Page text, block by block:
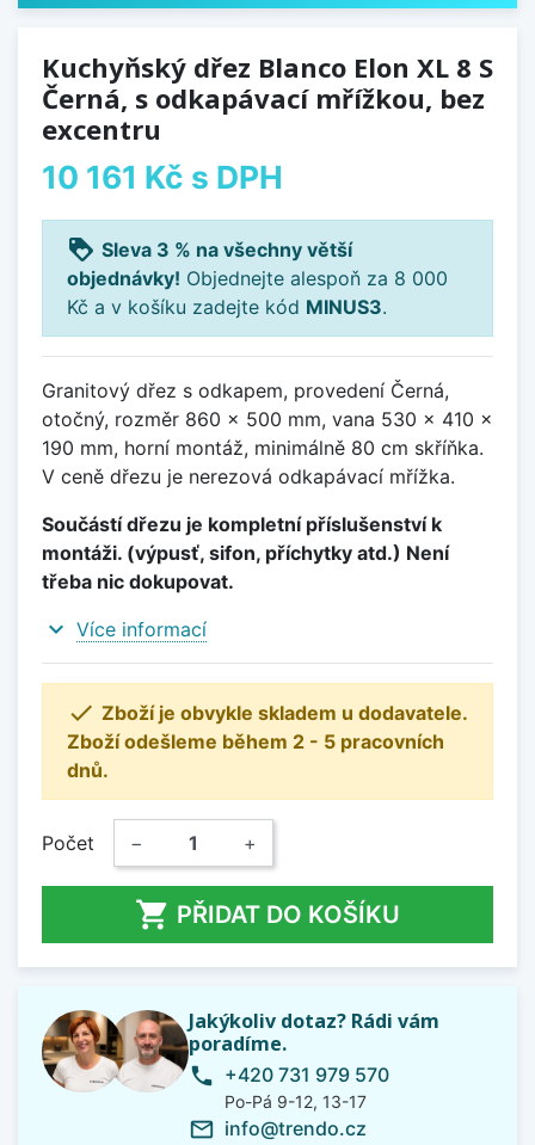
Kuchyňský dřez Blanco Elon XL 8 S
Černá, s odkapávací mřížkou, bez
excentru
10 161 Kč s DPH
loyalty Sleva 3 % na všechny větší
objednávky! Objednejte alespoň za 8 000
Kč a v košíku zadejte kód MINUS3.
Granitový dřez s odkapem, provedení Černá,
otočný, rozměr 860 x 500 mm, vana 530 x 410 x
190 mm, horní montáž, minimálně 80 cm skříňka.
V ceně dřezu je nerezová odkapávací mřížka.
Součástí dřezu je kompletní příslušenství k
montáži. (výpusť, sifon, příchytky atd.) Není
třeba nic dokupovat.
expand_more Více informací
 Zboží je obvykle skladem u dodavatele.
Zboží odešleme během 2 - 5 pracovních
dnů.
Počet − +
 PŘIDAT DO KOŠÍKU
Jakýkoliv dotaz? Rádi vám
poradíme.
phone +420 731 979 570
Po-Pá 9-12, 13-17
mail_outline info@trendo.cz